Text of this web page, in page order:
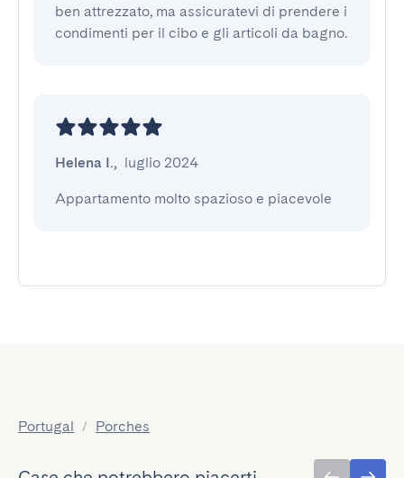
ben attrezzato, ma assicuratevi di prendere i
condimenti per il cibo e gli articoli da bagno.
Helena I., luglio 2024
Appartamento molto spazioso e piacevole
Portugal / Porches